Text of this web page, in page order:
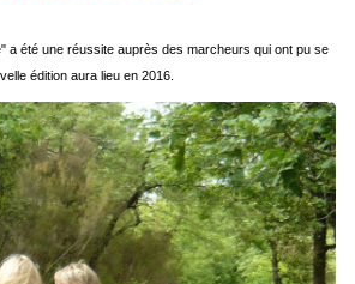
a été une réussite auprès des marcheurs qui ont pu se
édition aura lieu en 2016.